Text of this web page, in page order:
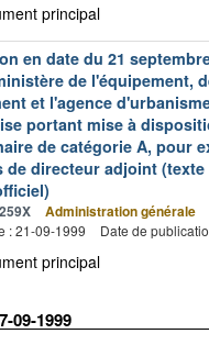
principal
en date du 21
de l'équipement,
et l'agence
portant mise à
de catégorie A, pour
de directeur adjoint (texte
Administration générale
: 21-09-1999
Date de
principal
09-1999